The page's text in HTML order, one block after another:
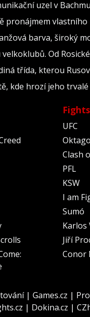
uzel v
pronájmem
barva, široký
Od
třída, kterou
kde hrozí jeho
UFC
Clash
PFL
KSW
I am
Sumó
Karlos
Jiří
Conor
| Games.cz |
| Dokina.cz |